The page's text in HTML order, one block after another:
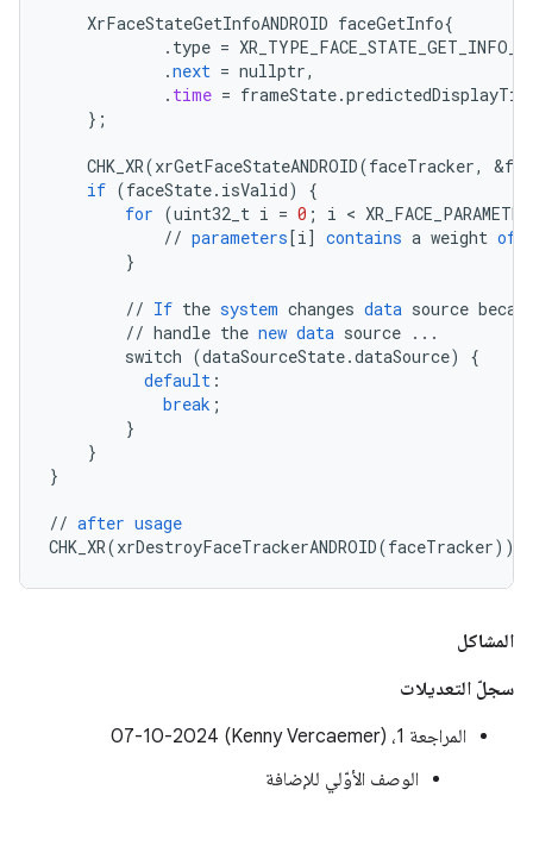
XrFaceStateGetInfoANDROID faceGetInfo{
. type =
.next = nullptr,
. time = frameState.
} ;
CHK_XR(xrGetFaceStateANDROID(faceTracker, &
if (faceState. isValid)
{
for (uint32_t i = 0 ; i <
// parameters[i] contains a weight of
}
// If the system changes data source
// handle the new data source ...
switch (dataSourceState.dataSource)
{
default :
break ;
}
}
}
// after usage
CHK_XR(xrDestroyFaceTrackerANDROID(faceTracker));
المشاكل
سجلّ التعديلات
المراجعة 1، ‎07-10-2024 (Kenny Vercaemer)
الوصف الأوّلي للإضافة